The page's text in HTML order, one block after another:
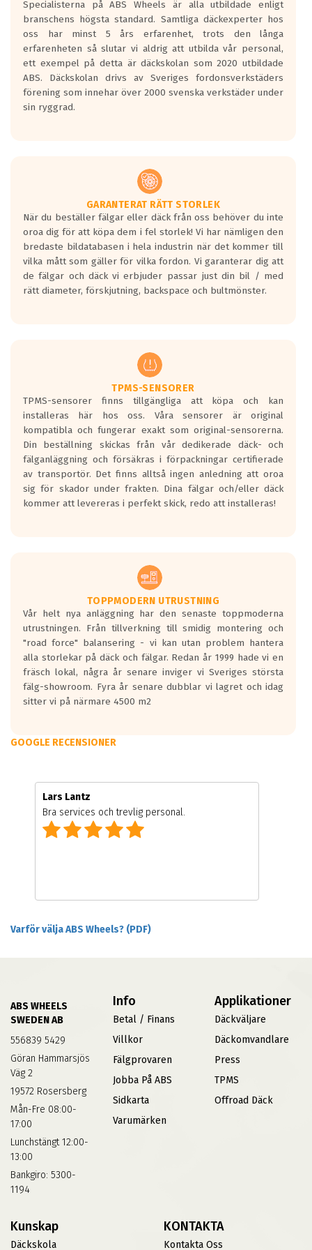
längsta.
Inga D eller G betyg delas ut för
personbilar och lätta lastbilar.
Betyget sätts efter ett test där däcken
skall bromsa in på en väg där det ligger
0.5-1.5 mm vatten.
I 80km/h kommer skillnaden på
Vid körning i över 50km/h brukar
rullmotståndets ljud överträffa
motorljudet.
På däckmärkningen kommer det finnas
en symbol av ett däck med vågar. Hög
bullernivå markeras med svarta vågor
medans de vita vågorna påvisar om det är
ett tyst däck.
regelverket som introduceras år 2016.
Ett däck med två svarta vågor är redan
godkända för år 2016 nya regelverk.
Ett däck med en svart våg kommer vara
minst tre decibel tystare än det
regelverk som börjar gälla 2016.
Specialisterna på ABS Wheels är alla utbildade enligt
branschens högsta standard. Samtliga däckexperter hos
oss har minst 5 års erfarenhet, trots den långa
erfarenheten så slutar vi aldrig att utbilda vår personal,
ett exempel på detta är däckskolan som 2020 utbildade
ABS. Däckskolan drivs av Sveriges fordonsverkstäders
förening som innehar över 2000 svenska verkstäder under
sin ryggrad.
GARANTERAT RÄTT STORLEK
När du beställer fälgar eller däck från oss behöver du inte
oroa dig för att köpa dem i fel storlek! Vi har nämligen den
bredaste bildatabasen i hela industrin när det kommer till
vilka mått som gäller för vilka fordon. Vi garanterar dig att
de fälgar och däck vi erbjuder passar just din bil / med
rätt diameter, förskjutning, backspace och bultmönster.
TPMS-SENSORER
TPMS-sensorer finns tillgängliga att köpa och kan
installeras här hos oss. Våra sensorer är original
kompatibla och fungerar exakt som original-sensorerna.
Din beställning skickas från vår dedikerade däck- och
fälganläggning och försäkras i förpackningar certifierade
av transportör. Det finns alltså ingen anledning att oroa
sig för skador under frakten. Dina fälgar och/eller däck
kommer att levereras i perfekt skick, redo att installeras!
TOPPMODERN UTRUSTNING
Vår helt nya anläggning har den senaste toppmoderna
utrustningen. Från tillverkning till smidig montering och
"road force" balansering - vi kan utan problem hantera
alla storlekar på däck och fälgar. Redan år 1999 hade vi en
fräsch lokal, några år senare inviger vi Sveriges största
fälg-showroom. Fyra år senare dubblar vi lagret och idag
sitter vi på närmare 4500 m2
GOOGLE RECENSIONER
Lars Lantz
Bra services och trevlig personal.
Varför välja ABS Wheels? (PDF)
ABS WHEELS
SWEDEN AB
556839 5429
Göran Hammarsjös
Väg 2
19572 Rosersberg
Mån-Fre 08:00-
17:00
Lunchstängt 12:00-
13:00
Bankgiro: 5300-
1194
Info
Betal / Finans
Villkor
Fälgprovaren
Jobba På ABS
Sidkarta
Varumärken
Applikationer
Däckväljare
Däckomvandlare
Press
TPMS
Offroad Däck
Kunskap
Däckskola
KONTAKTA
Kontakta Oss